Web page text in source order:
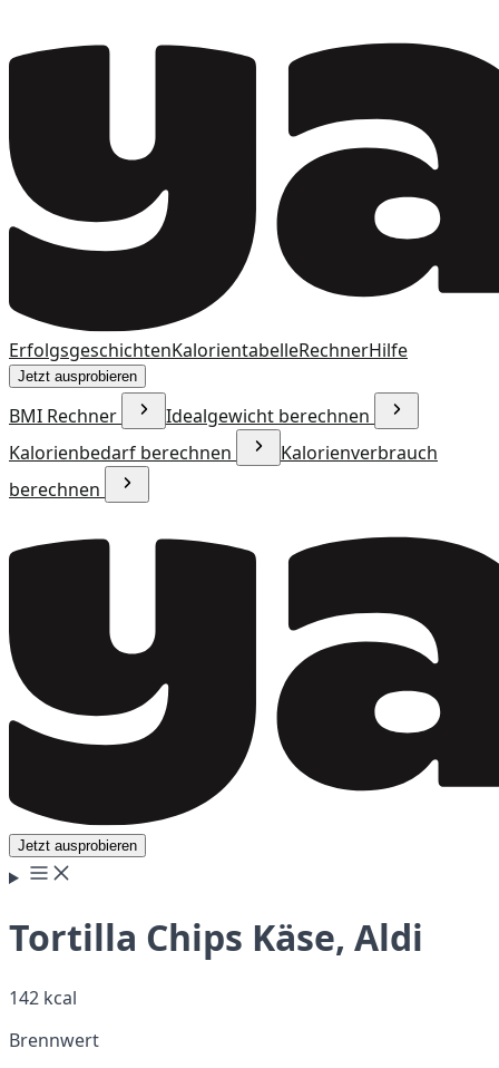
ErfolgsgeschichtenKalorientabelleRechnerHilfe
Jetzt ausprobieren
BMI Rechner
Idealgewicht berechnen
Kalorienbedarf berechnen
Kalorienverbrauch
berechnen
Jetzt ausprobieren
Tortilla Chips Käse, Aldi
142 kcal
Brennwert